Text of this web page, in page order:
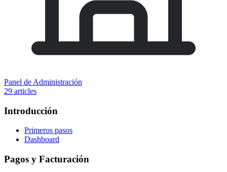
Panel de Administración
29 articles
Introducción
Primeros pasos
Dashboard
Pagos y Facturación